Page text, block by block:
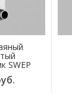
SWEP